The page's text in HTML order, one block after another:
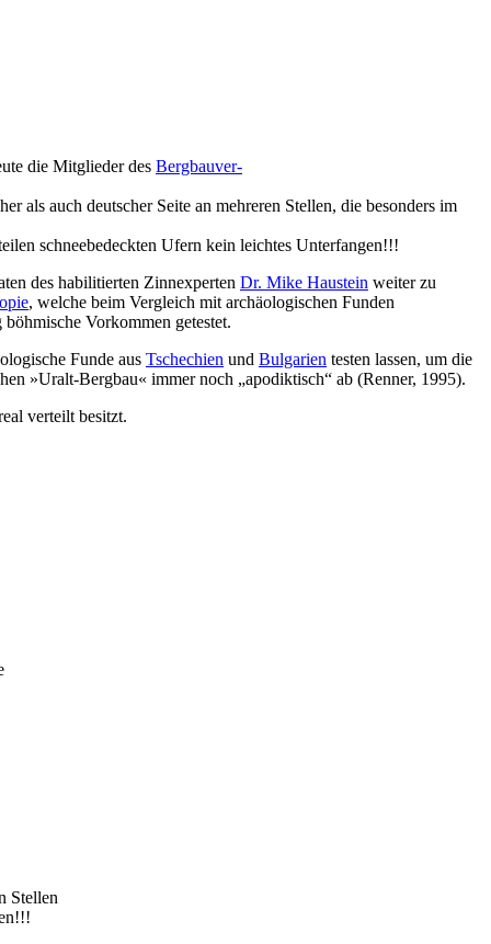
die Mitglieder des Bergbauver-
als auch deutscher Seite an mehreren Stellen, die besonders im
schneebedeckten Ufern kein leichtes Unterfangen!!!
des habilitierten Zinnexperten Dr. Mike Haustein weiter zu
, welche beim Vergleich mit archäologischen Funden
Vorkommen getestet.
Funde aus Tschechien und Bulgarien testen lassen, um die
»Uralt-Bergbau« immer noch „apodiktisch“ ab (Renner, 1995).
verteilt besitzt.
Stellen